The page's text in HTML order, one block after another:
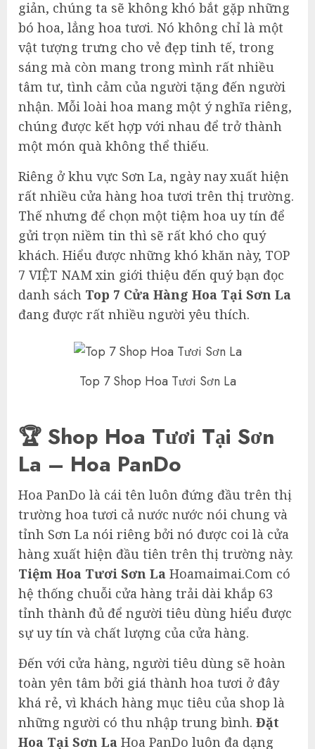
giản, chúng ta sẽ không khó bắt gặp những
bó hoa, lẳng hoa tươi. Nó không chỉ là một
vật tượng trưng cho vẻ đẹp tinh tế, trong
sáng mà còn mang trong mình rất nhiều
tâm tư, tình cảm của người tặng đến người
nhận. Mỗi loài hoa mang một ý nghĩa riêng,
chúng được kết hợp với nhau để trở thành
một món quà không thể thiếu.
Riêng ở khu vực Sơn La, ngày nay xuất hiện
rất nhiều cửa hàng hoa tươi trên thị trường.
Thế nhưng để chọn một tiệm hoa uy tín để
gửi trọn niềm tin thì sẽ rất khó cho quý
khách. Hiểu được những khó khăn này, TOP
7 VIỆT NAM xin giới thiệu đến quý bạn đọc
danh sách Top 7 Cửa Hàng Hoa Tại Sơn La
đang được rất nhiều người yêu thích.
Top 7 Shop Hoa Tươi Sơn La
🏆 Shop Hoa Tươi Tại Sơn
La – Hoa PanDo
Hoa PanDo là cái tên luôn đứng đầu trên thị
trường hoa tươi cả nước nước nói chung và
tỉnh Sơn La nói riêng bởi nó được coi là cửa
hàng xuất hiện đầu tiên trên thị trường này.
Tiệm Hoa Tươi Sơn La Hoamaimai.Com có
hệ thống chuỗi cửa hàng trải dài khắp 63
tỉnh thành đủ để người tiêu dùng hiểu được
sự uy tín và chất lượng của cửa hàng.
Đến với cửa hàng, người tiêu dùng sẽ hoàn
toàn yên tâm bởi giá thành hoa tươi ở đây
khá rẻ, vì khách hàng mục tiêu của shop là
những người có thu nhập trung bình. Đặt
Hoa Tại Sơn La Hoa PanDo luôn đa dạng